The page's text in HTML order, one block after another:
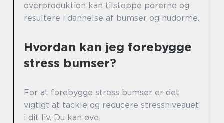
overproduktion kan tilstoppe porerne og
resultere i dannelse af bumser og hudorme.
Hvordan kan jeg forebygge
stress bumser?
For at forebygge stress bumser er det
vigtigt at tackle og reducere stressniveauet
i dit liv. Du kan øve